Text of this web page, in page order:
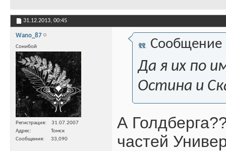
31.12.2013, 00:45
Wano_87
Сонибой
Регистрация
31.07.2007
Адрес
Томск
Сообщения
33,090
Сообщение
Да я их по
Остина и
А
частей